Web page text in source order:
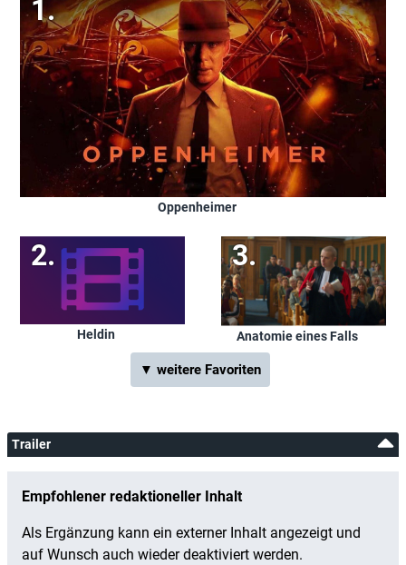
Oppenheimer
Heldin Anatomie eines Falls
▼ weitere Favoriten
Trailer